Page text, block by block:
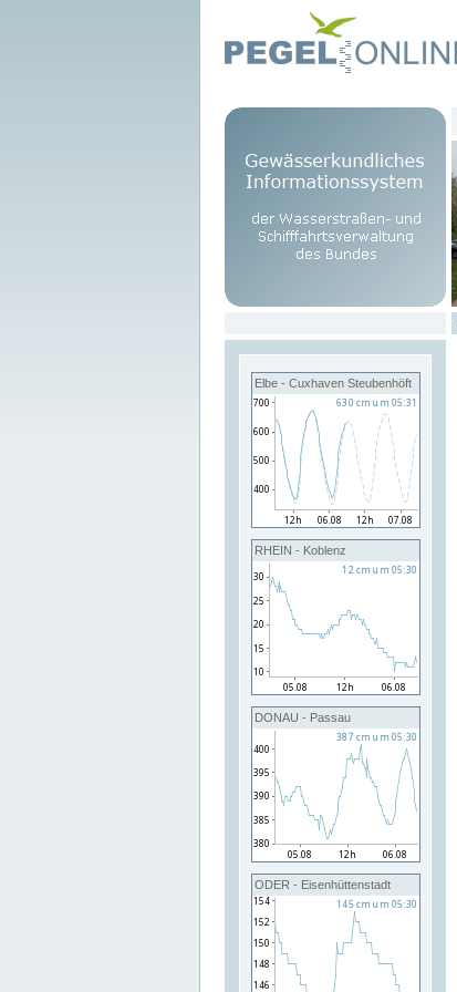
Elbe - Cuxhaven Steubenhöft
RHEIN - Koblenz
DONAU - Passau
ODER - Eisenhüttenstadt